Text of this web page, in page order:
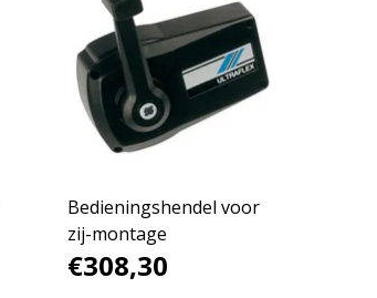
Bedieningshendel voor
zij-montage
€308,30